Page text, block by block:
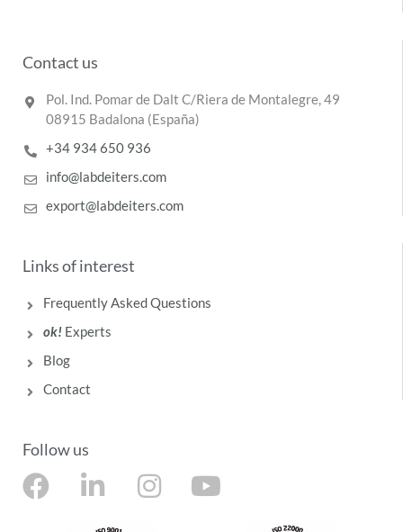
Contact us
Pol. Ind. Pomar de Dalt C/Riera de Montalegre, 49
08915 Badalona (España)
+34 934 650 936
info@labdeiters.com
export@labdeiters.com
Links of interest
Frequently Asked Questions
ok!Experts
Blog
Contact
Follow us
F
L
I
Y